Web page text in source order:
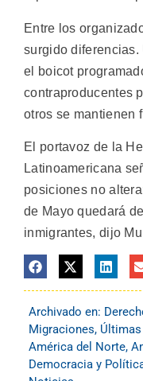
Entre los
surgido
el boicot
contraproducentes
otros se mantienen
El portavoz de la
Latinoamericana
posiciones no
de Mayo quedará
inmigrantes, dijo
Archivado en:
Migraciones,
América del Norte,
Democracia y